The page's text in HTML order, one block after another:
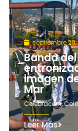
septiembre 29,
Banda
imagen
Mar
Celebración,
Leer Más